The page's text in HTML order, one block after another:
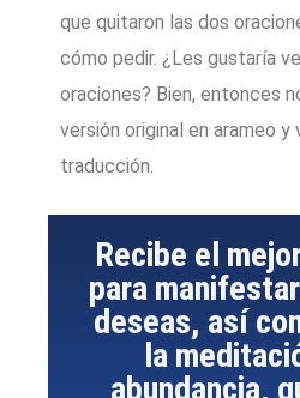
que quitaron las dos
cómo pedir. ¿Les gustaría
oraciones? Bien, entonces
versión original en arameo y
traducción.
Recibe el
para
deseas, así
la
abundancia,